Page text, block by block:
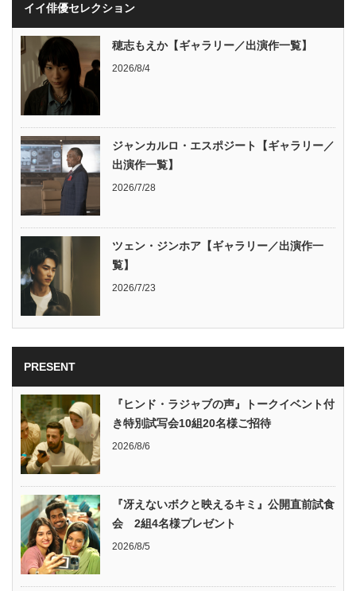
イイ俳優セレクション
穂志もえか【ギャラリー／出演作一覧】
2026/8/4
ジャンカルロ・エスポジート【ギャラリー／
出演作一覧】
2026/7/28
ツェン・ジンホア【ギャラリー／出演作一
覧】
2026/7/23
PRESENT
『ヒンド・ラジャブの声』トークイベント付
き特別試写会10組20名様ご招待
2026/8/6
『冴えないボクと映えるキミ』公開直前試食
会 2組4名様プレゼント
2026/8/5